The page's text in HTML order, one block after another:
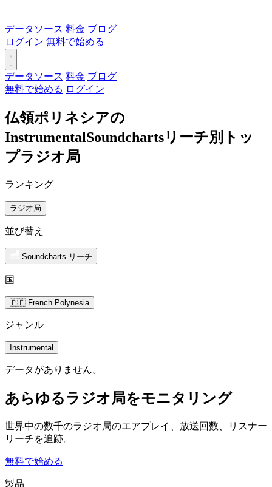
データソース 料金 ブログ
ログイン 無料で始める
データソース 料金 ブログ
無料で始める ログイン
仏領ポリネシアの
InstrumentalSoundchartsリーチ別トッ
プラジオ局
ランキング
ラジオ局
並び替え
Soundcharts リーチ
国
🇵🇫 French Polynesia
ジャンル
Instrumental
データがありません。
あらゆるラジオ局をモニタリング
世界中の数千のラジオ局のエアプレイ、放送回数、リスナー
リーチを追跡。
無料で始める
製品